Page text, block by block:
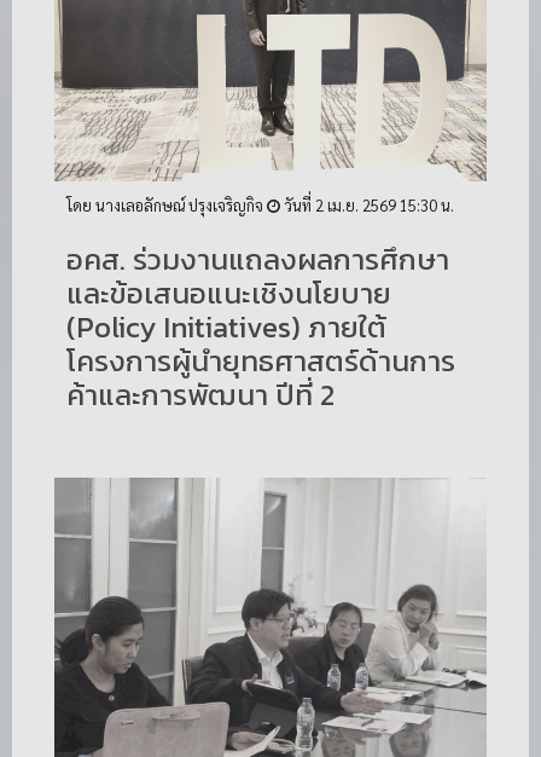
โดย นางเลอลักษณ์ ปรุงเจริญกิจ วันที่ 2 เม.ย. 2569 15:30 น.
อคส. ร่วมงานแถลงผลการศึกษา
และข้อเสนอแนะเชิงนโยบาย
(Policy Initiatives) ภายใต้
โครงการผู้นำยุทธศาสตร์ด้านการ
ค้าและการพัฒนา ปีที่ 2